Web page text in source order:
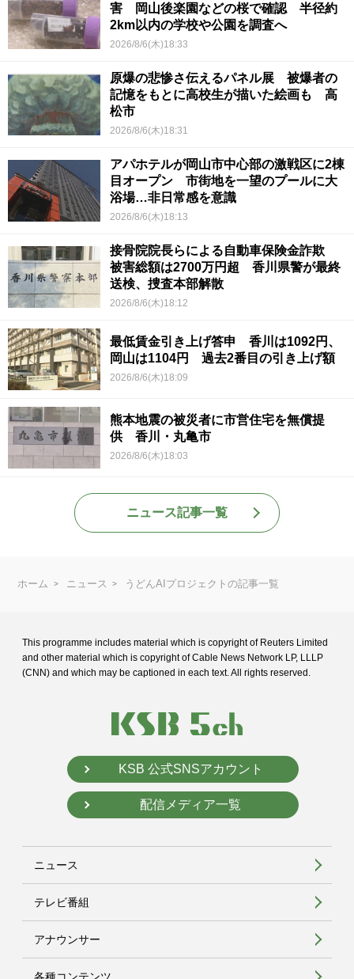
害 岡山後楽園などの桜で確認 半径約
2km以内の学校や公園を調査へ
2026/8/6(木)18:33
原爆の悲惨さ伝えるパネル展 被爆者の
記憶をもとに高校生が描いた絵画も 高
松市
2026/8/6(木)18:31
アパホテルが岡山市中心部の激戦区に2棟
目オープン 市街地を一望のプールに大
浴場…非日常感を意識
2026/8/6(木)18:13
接骨院院長らによる自動車保険金詐欺
被害総額は2700万円超 香川県警が最終
送検、捜査本部解散
2026/8/6(木)18:12
最低賃金引き上げ答申 香川は1092円、
岡山は1104円 過去2番目の引き上げ額
2026/8/6(木)18:09
熊本地震の被災者に市営住宅を無償提
供 香川・丸亀市
2026/8/6(木)18:03
ニュース記事一覧
ホーム ニュース うどんAIプロジェクトの記事一覧
This programme includes material which is copyright of Reuters Limited
and other material which is copyright of Cable News Network LP, LLLP
(CNN) and which may be captioned in each text. All rights reserved.
KSB 公式SNSアカウント
配信メディア一覧
ニュース
テレビ番組
アナウンサー